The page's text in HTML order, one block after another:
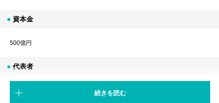
資本金
500億円
代表者
J.L.ボニエ 続きを読む